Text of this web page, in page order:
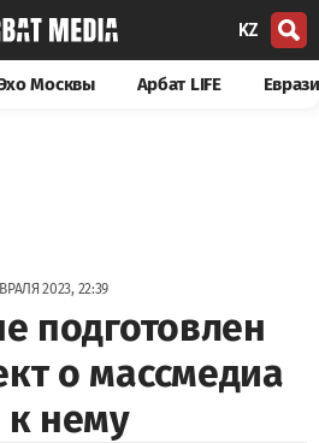
KZ
Москвы Арбат LIFE
2023, 22:39
подготовлен
о массмедиа
нему